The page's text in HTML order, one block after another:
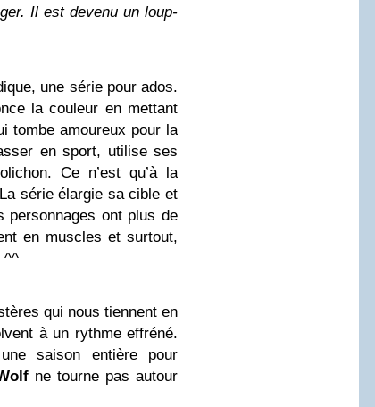
Il est devenu un loup-
une série pour ados.
la couleur en mettant
tombe amoureux pour la
en sport, utilise ses
Ce n’est qu’à la
série élargie sa cible et
personnages ont plus de
en muscles et surtout,
^^
qui nous tiennent en
à un rythme effréné.
saison entière pour
ne tourne pas autour